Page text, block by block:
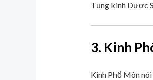
Tụng kinh Dược
3. Kinh
Kinh Phổ Môn